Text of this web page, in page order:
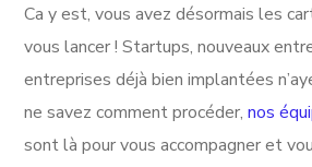
Ca y est, vous avez désormais les
vous lancer ! Startups, nouveaux
entreprises déjà bien implantées
ne savez comment procéder,nos
sont là pour vous accompagner et